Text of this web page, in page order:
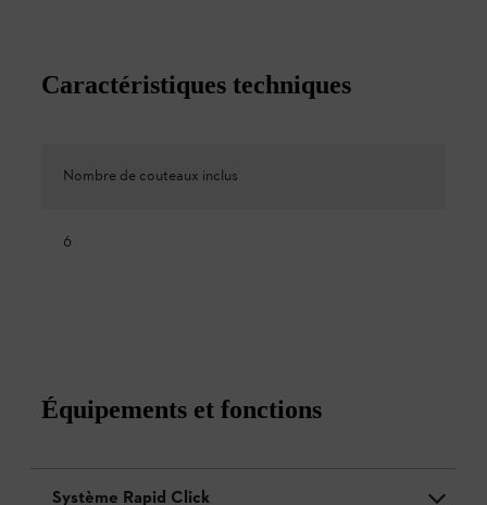
Caractéristiques techniques
Nombre de couteaux inclus
6
Équipements et fonctions
Système Rapid Click